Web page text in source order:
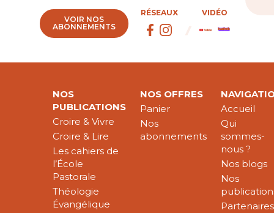
VOIR NOS
ABONNEMENTS
RÉSEAUX VIDÉO
NOS
PUBLICATIONS
Croire & Vivre
Croire & Lire
Les cahiers de
l’École
Pastorale
Théologie
Évangélique
NOS OFFRES
Panier
Nos
abonnements
Accueil
Qui
sommes-
nous ?
Nos blogs
Nos
Partenaires